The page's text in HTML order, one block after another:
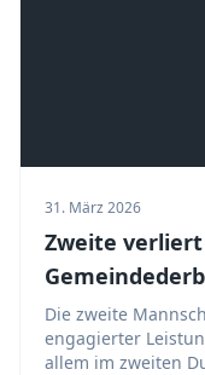
31. März 2026
Zweite
Die zweite
engagierter
allem im zweiten